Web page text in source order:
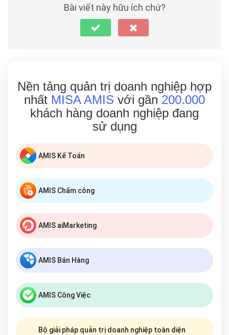
Bài viết này hữu ích chứ?
Nền tảng quản trị doanh nghiệp hợp
nhất MISA AMIS với gần 200.000
khách hàng doanh nghiệp đang
sử dụng
AMIS Kế Toán
AMIS Chấm công
AMIS aiMarketing
AMIS Bán Hàng
AMIS Công Việc
Bộ giải pháp quản trị doanh nghiệp toàn diện